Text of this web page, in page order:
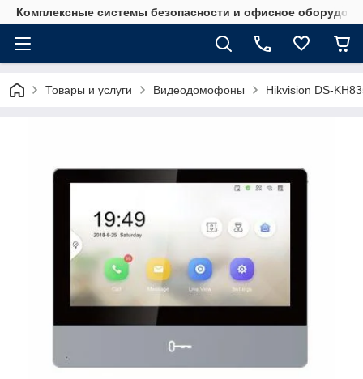
Комплексные системы безопасности и офисное
Товары и услуги Видеодомофоны Hikvision DS-